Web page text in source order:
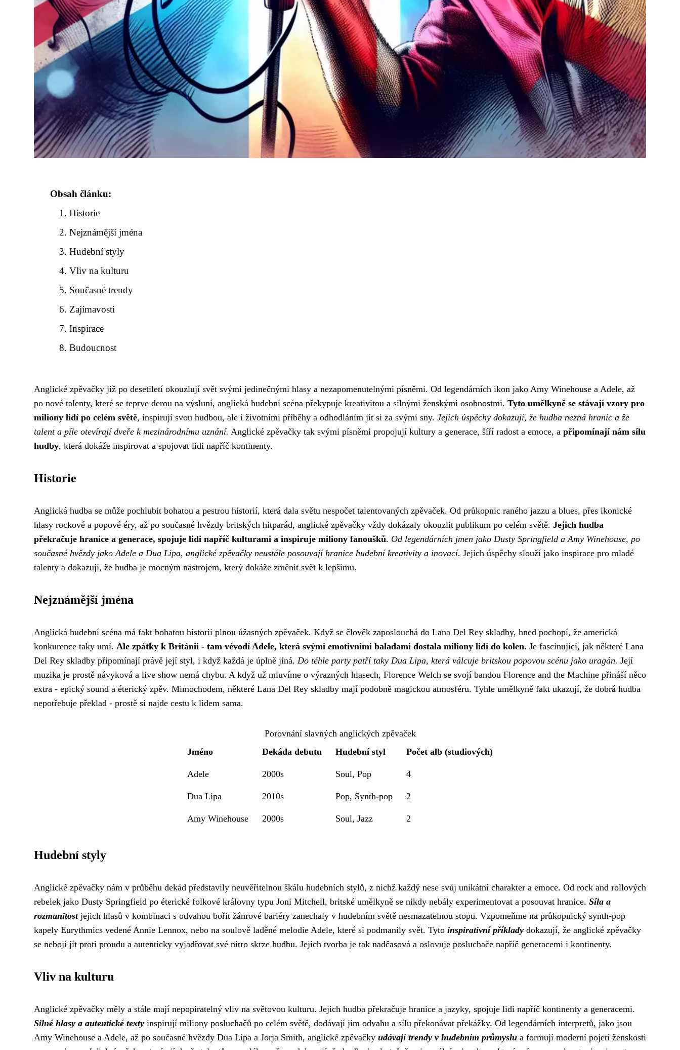
Obsah článku:
Historie
Nejznámější jména
Hudební styly
Vliv na kulturu
Současné trendy
Zajímavosti
Inspirace
Budoucnost
Anglické zpěvačky již po desetiletí okouzlují svět svými jedinečnými hlasy a nezapomenutelnými písněmi. Od legendárních ikon jako Amy Winehouse a Adele, až
po nové talenty, které se teprve derou na výsluní, anglická hudební scéna překypuje kreativitou a silnými ženskými osobnostmi. Tyto umělkyně se stávají vzory pro
miliony lidí po celém světě, inspirují svou hudbou, ale i životními příběhy a odhodláním jít si za svými sny. Jejich úspěchy dokazují, že hudba nezná hranic a že
talent a píle otevírají dveře k mezinárodnímu uznání. Anglické zpěvačky tak svými písněmi propojují kultury a generace, šíří radost a emoce, a připomínají nám sílu
hudby, která dokáže inspirovat a spojovat lidi napříč kontinenty.
Historie
Anglická hudba se může pochlubit bohatou a pestrou historií, která dala světu nespočet talentovaných zpěvaček. Od průkopnic raného jazzu a blues, přes ikonické
hlasy rockové a popové éry, až po současné hvězdy britských hitparád, anglické zpěvačky vždy dokázaly okouzlit publikum po celém světě. Jejich hudba
překračuje hranice a generace, spojuje lidi napříč kulturami a inspiruje miliony fanoušků. Od legendárních jmen jako Dusty Springfield a Amy Winehouse, po
současné hvězdy jako Adele a Dua Lipa, anglické zpěvačky neustále posouvají hranice hudební kreativity a inovací. Jejich úspěchy slouží jako inspirace pro mladé
talenty a dokazují, že hudba je mocným nástrojem, který dokáže změnit svět k lepšímu.
Nejznámější jména
Anglická hudební scéna má fakt bohatou historii plnou úžasných zpěvaček. Když se člověk zaposlouchá do Lana Del Rey skladby, hned pochopí, že americká
konkurence taky umí. Ale zpátky k Británii - tam vévodí Adele, která svými emotivními baladami dostala miliony lidí do kolen. Je fascinující, jak některé Lana
Del Rey skladby připomínají právě její styl, i když každá je úplně jiná. Do téhle party patří taky Dua Lipa, která válcuje britskou popovou scénu jako uragán. Její
muzika je prostě návyková a live show nemá chybu. A když už mluvíme o výrazných hlasech, Florence Welch se svojí bandou Florence and the Machine přináší něco
extra - epický sound a éterický zpěv. Mimochodem, některé Lana Del Rey skladby mají podobně magickou atmosféru. Tyhle umělkyně fakt ukazují, že dobrá hudba
nepotřebuje překlad - prostě si najde cestu k lidem sama.
Porovnání slavných anglických zpěvaček
Jméno
Dekáda debutu Hudební styl Počet alb (studiových)
Adele 2000s Soul, Pop 4
Dua Lipa 2010s Pop, Synth-pop 2
Amy Winehouse 2000s Soul, Jazz 2
Hudební styly
Anglické zpěvačky nám v průběhu dekád představily neuvěřitelnou škálu hudebních stylů, z nichž každý nese svůj unikátní charakter a emoce. Od rock and rollových
rebelek jako Dusty Springfield po éterické folkové královny typu Joni Mitchell, britské umělkyně se nikdy nebály experimentovat a posouvat hranice. Síla a
rozmanitostjejich hlasů v kombinaci s odvahou bořit žánrové bariéry zanechaly v hudebním světě nesmazatelnou stopu. Vzpomeňme na průkopnický synth-pop
kapely Eurythmics vedené Annie Lennox, nebo na soulově laděné melodie Adele, které si podmanily svět. Tyto inspirativní příklady dokazují, že anglické zpěvačky
se nebojí jít proti proudu a autenticky vyjadřovat své nitro skrze hudbu. Jejich tvorba je tak nadčasová a oslovuje posluchače napříč generacemi i kontinenty.
Vliv na kulturu
Anglické zpěvačky měly a stále mají nepopiratelný vliv na světovou kulturu. Jejich hudba překračuje hranice a jazyky, spojuje lidi napříč kontinenty a generacemi.
Silné hlasy a autentické texty inspirují miliony posluchačů po celém světě, dodávají jim odvahu a sílu překonávat překážky. Od legendárních interpretů, jako jsou
Amy Winehouse a Adele, až po současné hvězdy Dua Lipa a Jorja Smith, anglické zpěvačky udávají trendy v hudebním průmyslu a formují moderní pojetí ženskosti